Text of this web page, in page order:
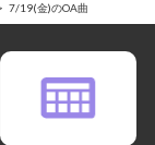
7/19(金)のOA曲